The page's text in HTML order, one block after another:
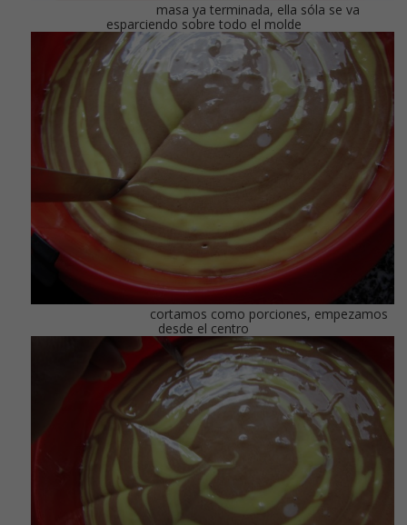
masa ya terminada, ella sóla se va
esparciendo sobre todo el molde
cortamos como porciones, empezamos
desde el centro